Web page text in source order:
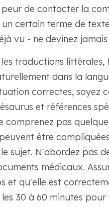
de contacter la
certain terme de
vu - ne devinez jamais
traductions
dans la
correctes, soyez
et références
comprenez pas
être
sujet. N'abordez pas
médicaux.
et qu'elle est
30 à 60 minutes